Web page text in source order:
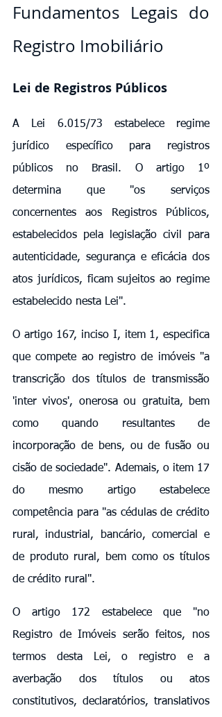
Fundamentos Legais do
Registro Imobiliário
Lei de Registros Públicos
A Lei 6.015/73 estabelece regime
jurídico específico para registros
públicos no Brasil. O artigo 1º
determina que "os serviços
concernentes aos Registros Públicos,
estabelecidos pela legislação civil para
autenticidade, segurança e eficácia dos
atos jurídicos, ficam sujeitos ao regime
estabelecido nesta Lei".
O artigo 167, inciso I, item 1, especifica
que compete ao registro de imóveis "a
transcrição dos títulos de transmissão
'inter vivos', onerosa ou gratuita, bem
como quando resultantes de
incorporação de bens, ou de fusão ou
cisão de sociedade". Ademais, o item 17
do mesmo artigo estabelece
competência para "as cédulas de crédito
rural, industrial, bancário, comercial e
de produto rural, bem como os títulos
de crédito rural".
O artigo 172 estabelece que "no
Registro de Imóveis serão feitos, nos
termos desta Lei, o registro e a
averbação dos títulos ou atos
constitutivos, declaratórios, translativos